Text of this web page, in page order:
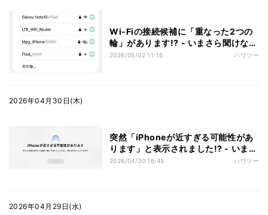
Wi-Fiの接続候補に「重なった2つの
輪」があります!? - いまさら聞けない
iPhoneのなぜ
2026/05/02 11:15 ハウツー
2026年04月30日(木)
突然「iPhoneが近すぎる可能性があ
ります」と表示されました!? - いまさ
ら聞けないiPhoneのなぜ
2026/04/30 16:45 ハウツー
2026年04月29日(水)